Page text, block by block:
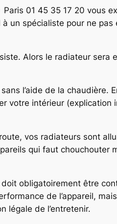
01 45 35 17 20 vous
un spécialiste pour ne pas
Alors le radiateur sera
l’aide de la chaudière.
votre intérieur (explication
vos radiateurs sont
qui faut chouchouter
obligatoirement être
de l’appareil,
légale de l’entretenir.